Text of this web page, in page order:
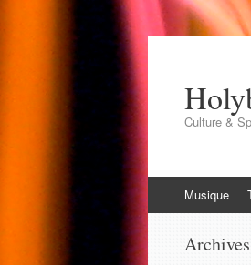
Culture &
au
Musique